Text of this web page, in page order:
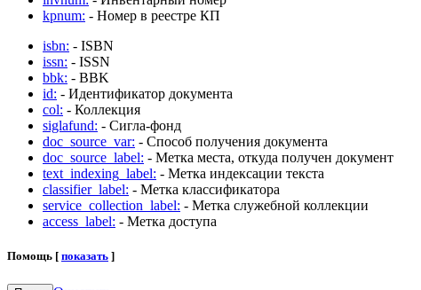
kpnum: - Номер в реестре КП
isbn: - ISBN
issn: - ISSN
bbk: - BBK
id: - Идентификатор документа
col: - Коллекция
siglafund: - Сигла-фонд
doc_source_var: - Способ получения документа
doc_source_label: - Метка места, откуда получен документ
text_indexing_label: - Метка индексации текста
classifier_label: - Метка классификатора
service_collection_label: - Метка служебной коллекции
access_label: - Метка доступа
Помощь [ показать ]